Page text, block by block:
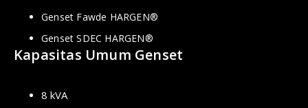
Genset Fawde HARGEN®
Genset SDEC HARGEN®
Kapasitas Umum Genset
8 kVA